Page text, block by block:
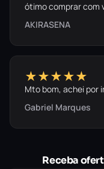
ótimo comprar com
AKIRASENA
★★★★★
Mto bom, achei por
Gabriel Marques
Receba